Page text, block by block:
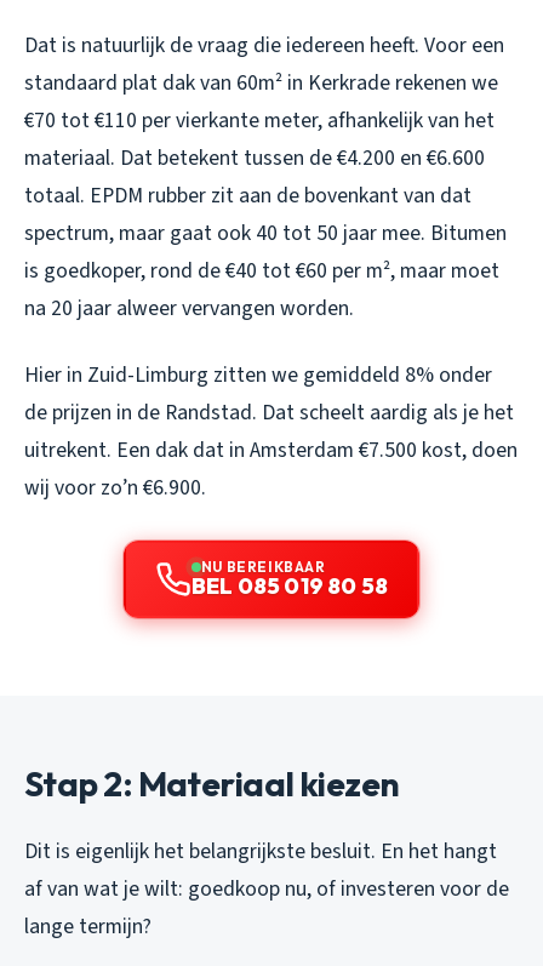
Dat is natuurlijk de vraag die iedereen heeft. Voor een
standaard plat dak van 60m² in Kerkrade rekenen we
€70 tot €110 per vierkante meter, afhankelijk van het
materiaal. Dat betekent tussen de €4.200 en €6.600
totaal. EPDM rubber zit aan de bovenkant van dat
spectrum, maar gaat ook 40 tot 50 jaar mee. Bitumen
is goedkoper, rond de €40 tot €60 per m², maar moet
na 20 jaar alweer vervangen worden.
Hier in Zuid-Limburg zitten we gemiddeld 8% onder
de prijzen in de Randstad. Dat scheelt aardig als je het
uitrekent. Een dak dat in Amsterdam €7.500 kost, doen
wij voor zo’n €6.900.
NU BEREIKBAAR
BEL 085 019 80 58
Stap 2: Materiaal kiezen
Dit is eigenlijk het belangrijkste besluit. En het hangt
af van wat je wilt: goedkoop nu, of investeren voor de
lange termijn?